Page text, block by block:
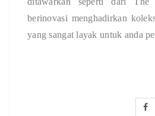
berinovasi menghadirkan
yang sangat layak untuk anda